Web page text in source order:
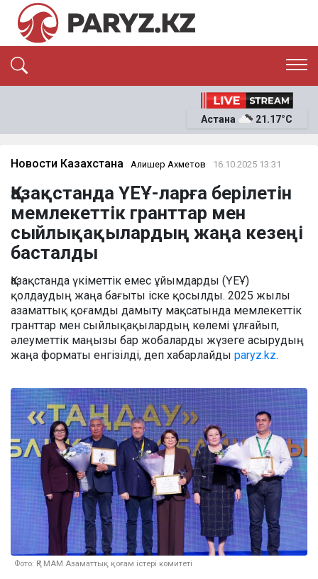
ЭКОНОМИКА
ОҚИҒА
News
Астана 21.17°C
Новости Казахстана Алишер Ахметов 16.10.2025 13:31
Қазақстанда ҮЕҰ-ларға берілетін
мемлекеттік гранттар мен
сыйлықақылардың жаңа кезеңі
басталды
Қазақстанда үкіметтік емес ұйымдарды (ҮЕҰ)
қолдаудың жаңа бағыты іске қосылды. 2025 жылы
азаматтық қоғамды дамыту мақсатында мемлекеттік
гранттар мен сыйлықақылардың көлемі ұлғайып,
әлеуметтік маңызы бар жобаларды жүзеге асырудың
жаңа форматы енгізілді, деп хабарлайды paryz.kz.
Фото: ҚР МАМ Азаматтық қоғам істері комитеті